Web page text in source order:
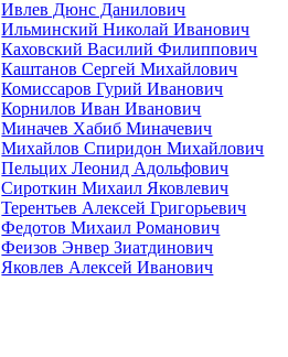
Ивлев Дюнс Данилович
Ильминский Николай Иванович
Каховский Василий Филиппович
Каштанов Сергей Михайлович
Комиссаров Гурий Иванович
Корнилов Иван Иванович
Миначев Хабиб Миначевич
Михайлов Спиридон Михайлович
Пельцих Леонид Адольфович
Сироткин Михаил Яковлевич
Терентьев Алексей Григорьевич
Федотов Михаил Романович
Феизов Энвер Зиатдинович
Яковлев Алексей Иванович